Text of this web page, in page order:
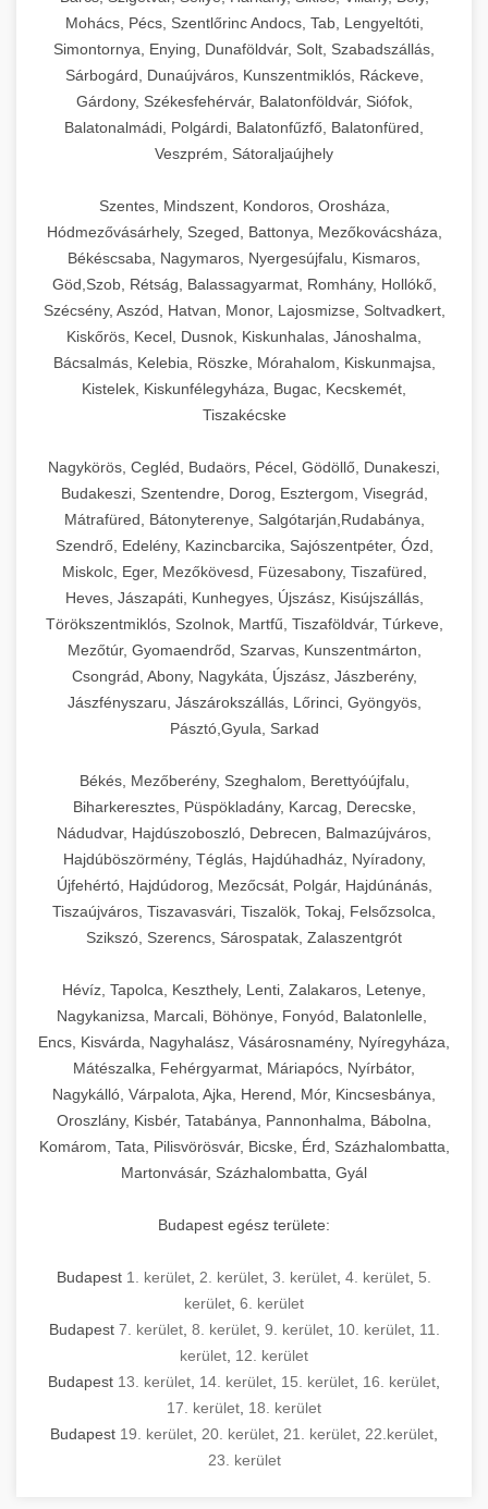
Mohács, Pécs, Szentlőrinc Andocs, Tab, Lengyeltóti,
Simontornya, Enying, Dunaföldvár, Solt, Szabadszállás,
Sárbogárd, Dunaújváros, Kunszentmiklós, Ráckeve,
Gárdony, Székesfehérvár, Balatonföldvár, Siófok,
Balatonalmádi, Polgárdi, Balatonfűzfő, Balatonfüred,
Veszprém, Sátoraljaújhely
Szentes, Mindszent, Kondoros, Orosháza,
Hódmezővásárhely, Szeged, Battonya, Mezőkovácsháza,
Békéscsaba, Nagymaros, Nyergesújfalu, Kismaros,
Göd,Szob, Rétság, Balassagyarmat, Romhány, Hollókő,
Szécsény, Aszód, Hatvan, Monor, Lajosmizse, Soltvadkert,
Kiskőrös, Kecel, Dusnok, Kiskunhalas, Jánoshalma,
Bácsalmás, Kelebia, Röszke, Mórahalom, Kiskunmajsa,
Kistelek, Kiskunfélegyháza, Bugac, Kecskemét,
Tiszakécske
Nagykörös, Cegléd, Budaörs, Pécel, Gödöllő, Dunakeszi,
Budakeszi, Szentendre, Dorog, Esztergom, Visegrád,
Mátrafüred, Bátonyterenye, Salgótarján,Rudabánya,
Szendrő, Edelény, Kazincbarcika, Sajószentpéter, Ózd,
Miskolc, Eger, Mezőkövesd, Füzesabony, Tiszafüred,
Heves, Jászapáti, Kunhegyes, Újszász, Kisújszállás,
Törökszentmiklós, Szolnok, Martfű, Tiszaföldvár, Túrkeve,
Mezőtúr, Gyomaendrőd, Szarvas, Kunszentmárton,
Csongrád, Abony, Nagykáta, Újszász, Jászberény,
Jászfényszaru, Jászárokszállás, Lőrinci, Gyöngyös,
Pásztó,Gyula, Sarkad
Békés, Mezőberény, Szeghalom, Berettyóújfalu,
Biharkeresztes, Püspökladány, Karcag, Derecske,
Nádudvar, Hajdúszoboszló, Debrecen, Balmazújváros,
Hajdúböszörmény, Téglás, Hajdúhadház, Nyíradony,
Újfehértó, Hajdúdorog, Mezőcsát, Polgár, Hajdúnánás,
Tiszaújváros, Tiszavasvári, Tiszalök, Tokaj, Felsőzsolca,
Szikszó, Szerencs, Sárospatak, Zalaszentgrót
Hévíz, Tapolca, Keszthely, Lenti, Zalakaros, Letenye,
Nagykanizsa, Marcali, Böhönye, Fonyód, Balatonlelle,
Encs, Kisvárda, Nagyhalász, Vásárosnamény, Nyíregyháza,
Mátészalka, Fehérgyarmat, Máriapócs, Nyírbátor,
Nagykálló, Várpalota, Ajka, Herend, Mór, Kincsesbánya,
Oroszlány, Kisbér, Tatabánya, Pannonhalma, Bábolna,
Komárom, Tata, Pilisvörösvár, Bicske, Érd, Százhalombatta,
Martonvásár, Százhalombatta, Gyál
Budapest egész területe:
Budapest 1. kerület 2. kerület 3. kerület 4. kerület 5.
kerület 6. kerület
Budapest 7. kerület, 8. kerület, 9. kerület, 10. kerület, 11.
kerület 12. kerület
Budapest 13. kerület 14. kerület 15. kerület 16. kerület
17. kerület 18. kerület
Budapest 19. kerület 20. kerület 21. kerület 22.kerület
23. kerület